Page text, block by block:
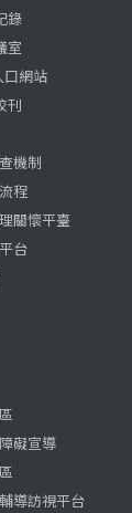
錄
室
口網站
刊
機制
程
關懷平臺
台
礙宣導
導訪視平台